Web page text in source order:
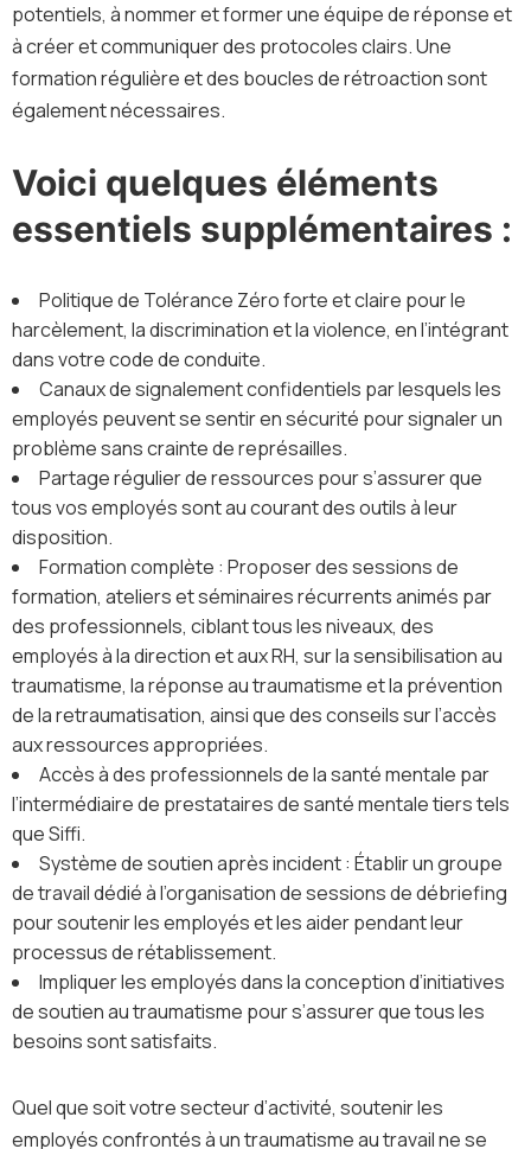
potentiels, à nommer et former une équipe de réponse et
à créer et communiquer des protocoles clairs. Une
formation régulière et des boucles de rétroaction sont
également nécessaires.
Voici quelques éléments
essentiels supplémentaires :
Politique de Tolérance Zéro forte et claire pour le
harcèlement, la discrimination et la violence, en l’intégrant
dans votre code de conduite.
Canaux de signalement confidentiels par lesquels les
employés peuvent se sentir en sécurité pour signaler un
problème sans crainte de représailles.
Partage régulier de ressources pour s’assurer que
tous vos employés sont au courant des outils à leur
disposition.
Formation complète : Proposer des sessions de
formation, ateliers et séminaires récurrents animés par
des professionnels, ciblant tous les niveaux, des
employés à la direction et aux RH, sur la sensibilisation au
traumatisme, la réponse au traumatisme et la prévention
de la retraumatisation, ainsi que des conseils sur l’accès
aux ressources appropriées.
Accès à des professionnels de la santé mentale par
l’intermédiaire de prestataires de santé mentale tiers tels
que Siffi.
Système de soutien après incident : Établir un groupe
de travail dédié à l’organisation de sessions de débriefing
pour soutenir les employés et les aider pendant leur
processus de rétablissement.
Impliquer les employés dans la conception d’initiatives
de soutien au traumatisme pour s’assurer que tous les
besoins sont satisfaits.
Quel que soit votre secteur d’activité, soutenir les
employés confrontés à un traumatisme au travail ne se